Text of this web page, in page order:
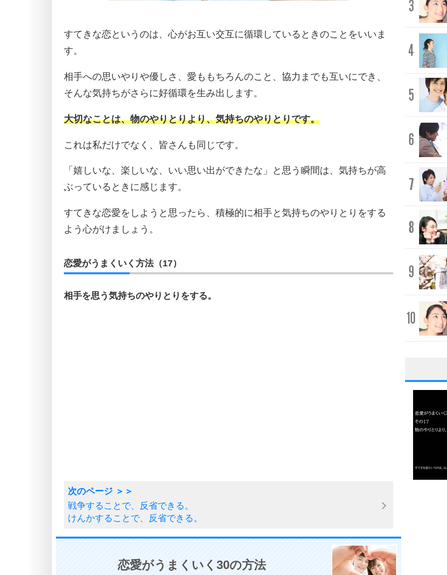
すてきな恋というのは、心がお互い交互に循環しているときのことをいいま
す。
相手への思いやりや優しさ、愛ももちろんのこと、協力までも互いにでき、
そんな気持ちがさらに好循環を生み出します。
大切なことは、物のやりとりより、気持ちのやりとりです。
これは私だけでなく、皆さんも同じです。
「嬉しいな、楽しいな、いい思い出ができたな」と思う瞬間は、気持ちが高
ぶっているときに感じます。
すてきな恋愛をしようと思ったら、積極的に相手と気持ちのやりとりをする
よう心がけましょう。
恋愛がうまくいく方法（17）
相手を思う気持ちのやりとりをする。
戦争することで、反省できる。
けんかすることで、反省できる。
恋愛がうまくいく30の方法
3
4
5
6
7
8
9
10
1
3